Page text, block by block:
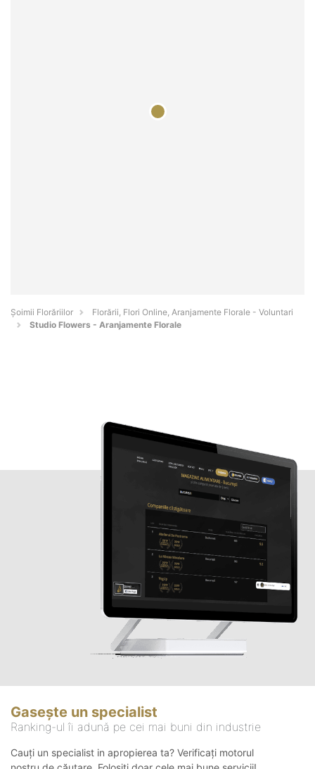
Șoimii Florăriilor
Florării, Flori Online, Aranjamente Florale - Voluntari
Studio Flowers - Aranjamente Florale
Gasește un specialist
Ranking-ul îi adună pe cei mai buni din industrie
Cauți un specialist in apropierea ta? Verificați motorul